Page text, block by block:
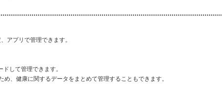
アプリで管理できます。
して管理できます。
、健康に関するデータをまとめて管理することもできます。